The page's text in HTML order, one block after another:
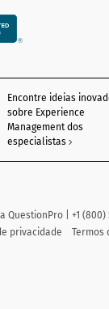
Encontre ideias
sobre Experience
Management dos
especialistas
QuestionPro | +1 (800)
privacidade
Termos